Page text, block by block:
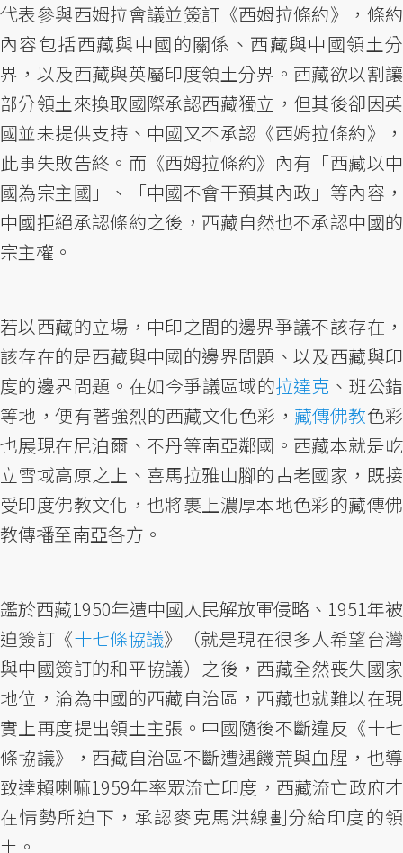
代表參與西姆拉會議並簽訂《西姆拉條約》，條約
內容包括西藏與中國的關係、西藏與中國領土分
界，以及西藏與英屬印度領土分界。西藏欲以割讓
部分領土來換取國際承認西藏獨立，但其後卻因英
國並未提供支持、中國又不承認《西姆拉條約》，
此事失敗告終。而《西姆拉條約》內有「西藏以中
國為宗主國」、「中國不會干預其內政」等內容，
中國拒絕承認條約之後，西藏自然也不承認中國的
宗主權。
若以西藏的立場，中印之間的邊界爭議不該存在，
該存在的是西藏與中國的邊界問題、以及西藏與印
度的邊界問題。在如今爭議區域的拉達克 、班公錯
等地，便有著強烈的西藏文化色彩， 藏傳佛教色彩
也展現在尼泊爾、不丹等南亞鄰國。西藏本就是屹
立雪域高原之上、喜馬拉雅山腳的古老國家，既接
受印度佛教文化，也將裹上濃厚本地色彩的藏傳佛
教傳播至南亞各方。
鑑於西藏1950年遭中國人民解放軍侵略、1951年被
迫簽訂《十七條協議》（就是現在很多人希望台灣
與中國簽訂的和平協議）之後，西藏全然喪失國家
地位，淪為中國的西藏自治區，西藏也就難以在現
實上再度提出領土主張。中國隨後不斷違反《十七
條協議》，西藏自治區不斷遭遇饑荒與血腥，也導
致達賴喇嘛1959年率眾流亡印度，西藏流亡政府才
在情勢所迫下，承認麥克馬洪線劃分給印度的領
土。